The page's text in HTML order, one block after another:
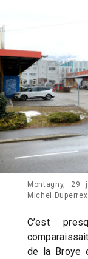
Montagny, 29
Michel Duperrex
C’est
de la Broye